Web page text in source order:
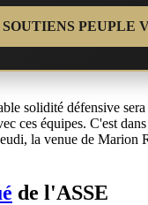
SOUTIENS PEUPLE
solidité défensive
ces équipes. C'est
la venue de Marion
de l'ASSE